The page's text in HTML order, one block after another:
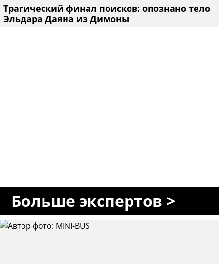
Трагический финал поисков: опознано тело
Эльдара Даяна из Димоны
Больше экспертов >